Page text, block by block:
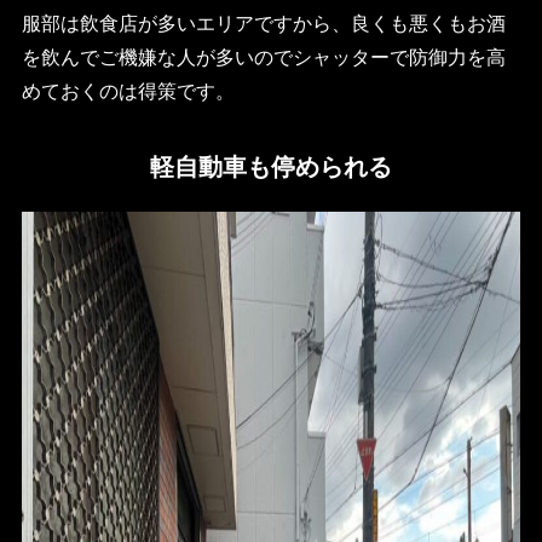
服部は飲食店が多いエリアですから、良くも悪くもお酒
を飲んでご機嫌な人が多いのでシャッターで防御力を高
めておくのは得策です。
軽自動車も停められる